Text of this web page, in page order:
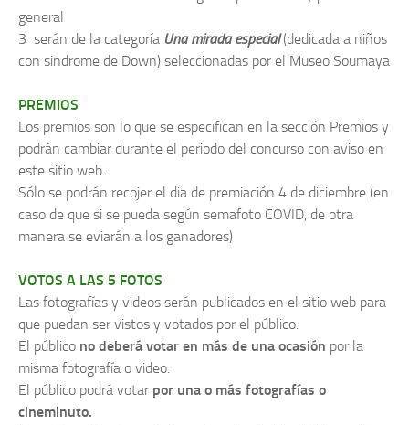
general
3 serán de la categoría Una mirada especial(dedicada a niños
con sindrome de Down) seleccionadas por el Museo Soumaya
PREMIOS
Los premios son lo que se especifican en la sección Premios y
podrán cambiar durante el periodo del concurso con aviso en
este sitio web.
Sólo se podrán recojer el dia de premiación 4 de diciembre (en
caso de que si se pueda según semafoto COVID, de otra
manera se eviarán a los ganadores)
VOTOS A LAS 5 FOTOS
Las fotografías y videos serán publicados en el sitio web para
que puedan ser vistos y votados por el público.
El público no deberá votar en más de una ocasión por la
misma fotografía o video.
El público podrá votar por una o más fotografías o
cineminuto.